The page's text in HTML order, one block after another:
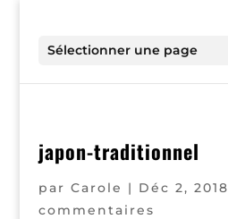
Sélectionner une page
japon-traditionnel
par Carole | Déc 2, 2018
commentaires